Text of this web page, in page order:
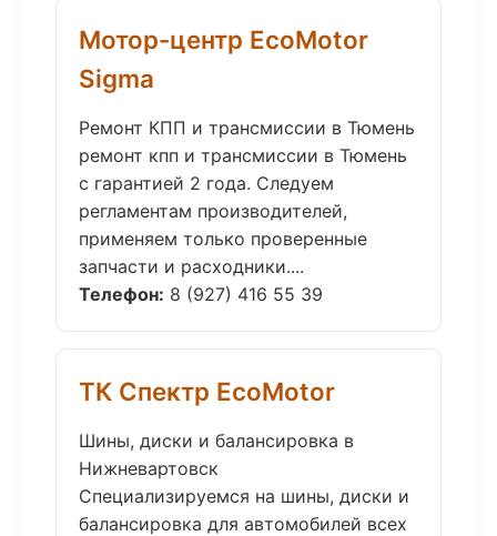
Мотор-центр EcoMotor
Sigma
Ремонт КПП и трансмиссии в Тюмень
ремонт кпп и трансмиссии в Тюмень
с гарантией 2 года. Следуем
регламентам производителей,
применяем только проверенные
запчасти и расходники....
Телефон: 8 (927) 416 55 39
ТК Спектр EcoMotor
Шины, диски и балансировка в
Нижневартовск
Специализируемся на шины, диски и
балансировка для автомобилей всех